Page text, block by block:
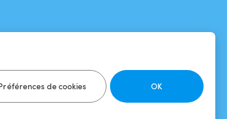
de cookies OK